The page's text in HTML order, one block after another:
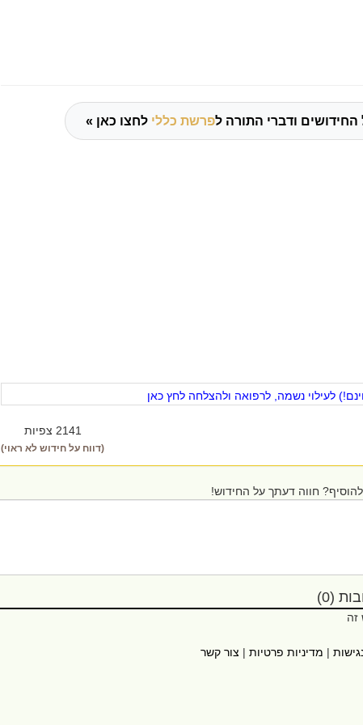
החידושים ודברי התורה לפרשת כללי לחצו כאן »
לעילוי נשמה, לרפואה ולהצלחה לחץ כאן
2141 צפיות
(דווח על חידוש לא ראוי)
חווה דעתך על החידוש!
(0)
זה
| מדיניות פרטיות | צור קשר